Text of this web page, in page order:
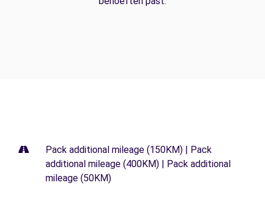
Pack additional mileage (150KM) | Pack
additional mileage (400KM) | Pack additional
mileage (50KM)